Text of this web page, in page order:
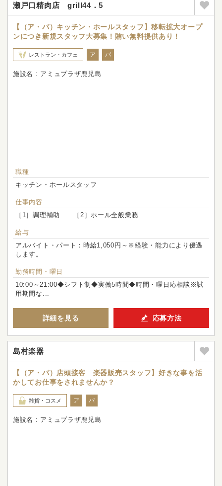
瀬戸口精肉店 grill44．5
【（ア・パ）キッチン・ホールスタッフ】移転拡大オープ
ンにつき新規スタッフ大募集！賄い無料提供あり！
レストラン・カフェ ア パ
施設名 : アミュプラザ鹿児島
職種
キッチン・ホールスタッフ
仕事内容
［1］調理補助 ［2］ホール全般業務
給与
アルバイト・パート：時給1,050円～※経験・能力により優遇
します。
勤務時間・曜日
10:00～21:00◆シフト制◆実働5時間◆時間・曜日応相談※試
用期間な...
詳細を見る 応募方法
島村楽器
【（ア・パ）店頭接客 楽器販売スタッフ】好きな事を活
かしてお仕事をされませんか？
雑貨・コスメ ア パ
施設名 : アミュプラザ鹿児島